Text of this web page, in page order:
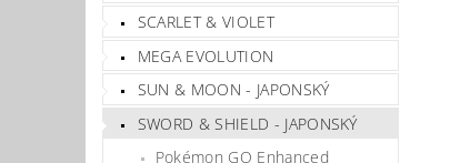
SCARLET & VIOLET
MEGA EVOLUTION
SUN & MOON - JAPONSKÝ
SWORD & SHIELD - JAPONSKÝ
Pokémon GO Enhanced